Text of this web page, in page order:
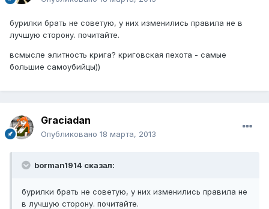
бурилки брать не советую, у них изменились правила не в
лучшую сторону. почитайте.
всмысле элитность крига? криговская пехота - самые
большие самоубийцы))
Graciadan
Опубликовано 18 марта, 2013
borman1914 сказал:
бурилки брать не советую, у них изменились правила не
в лучшую сторону. почитайте.